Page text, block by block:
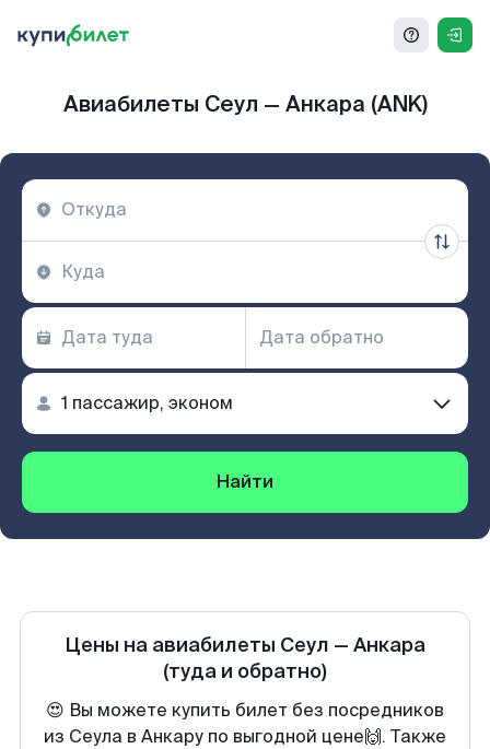
Авиабилеты Сеул — Анкара (ANK)
Найти
Цены на авиабилеты Сеул — Анкара
(туда и обратно)
😍 Вы можете купить билет без посредников
из Сеула в Анкару по выгодной цене🙌. Также